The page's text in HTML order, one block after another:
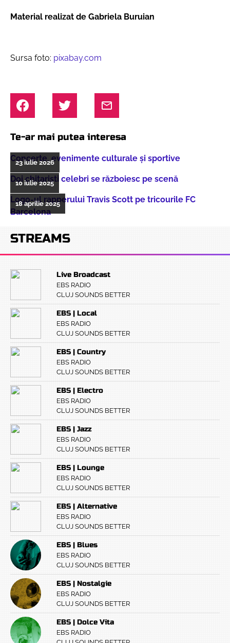
Material realizat de Gabriela Buruian
Sursa foto: pixabay.com
Te-ar mai putea interesa
Concerte, evenimente culturale şi sportive
23 iulie 2026
Doi chitarişti celebri se războiesc pe scenă
10 iulie 2025
Logo-ul rapperului Travis Scott pe tricourile FC
Barcelona
18 aprilie 2025
STREAMS
Live Broadcast
EBS RADIO
CLUJ SOUNDS BETTER
EBS | Local
EBS RADIO
CLUJ SOUNDS BETTER
EBS | Country
EBS RADIO
CLUJ SOUNDS BETTER
EBS | Electro
EBS RADIO
CLUJ SOUNDS BETTER
EBS | Jazz
EBS RADIO
CLUJ SOUNDS BETTER
EBS | Lounge
EBS RADIO
CLUJ SOUNDS BETTER
EBS | Alternative
EBS RADIO
CLUJ SOUNDS BETTER
EBS | Blues
EBS RADIO
CLUJ SOUNDS BETTER
EBS | Nostalgie
EBS RADIO
CLUJ SOUNDS BETTER
EBS | Dolce Vita
EBS RADIO